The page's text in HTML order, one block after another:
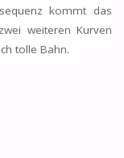
kommt das
weiteren Kurven
tolle Bahn.